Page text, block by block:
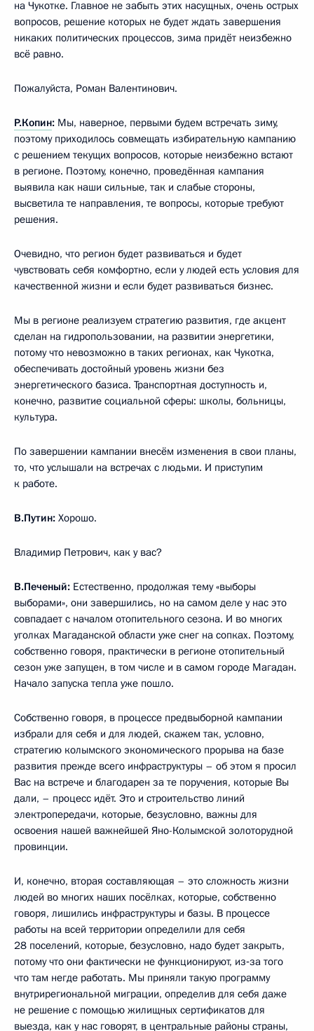
на Чукотке. Главное не забыть этих насущных, очень острых
вопросов, решение которых не будет ждать завершения
никаких политических процессов, зима придёт неизбежно
всё равно.
Пожалуйста, Роман Валентинович.
Р.Копин: Мы, наверное, первыми будем встречать зиму,
поэтому приходилось совмещать избирательную кампанию
с решением текущих вопросов, которые неизбежно встают
в регионе. Поэтому, конечно, проведённая кампания
выявила как наши сильные, так и слабые стороны,
высветила те направления, те вопросы, которые требуют
решения.
Очевидно, что регион будет развиваться и будет
чувствовать себя комфортно, если у людей есть условия для
качественной жизни и если будет развиваться бизнес.
Мы в регионе реализуем стратегию развития, где акцент
сделан на гидропользовании, на развитии энергетики,
потому что невозможно в таких регионах, как Чукотка,
обеспечивать достойный уровень жизни без
энергетического базиса. Транспортная доступность и,
конечно, развитие социальной сферы: школы, больницы,
культура.
По завершении кампании внесём изменения в свои планы,
то, что услышали на встречах с людьми. И приступим
к работе.
В.Путин: Хорошо.
Владимир Петрович, как у вас?
В.Печеный: Естественно, продолжая тему «выборы
выборами», они завершились, но на самом деле у нас это
совпадает с началом отопительного сезона. И во многих
уголках Магаданской области уже снег на сопках. Поэтому,
собственно говоря, практически в регионе отопительный
сезон уже запущен, в том числе и в самом городе Магадан.
Начало запуска тепла уже пошло.
Собственно говоря, в процессе предвыборной кампании
избрали для себя и для людей, скажем так, условно,
стратегию колымского экономического прорыва на базе
развития прежде всего инфраструктуры – об этом я просил
Вас на встрече и благодарен за те поручения, которые Вы
дали, – процесс идёт. Это и строительство линий
электропередачи, которые, безусловно, важны для
освоения нашей важнейшей Яно-Колымской золоторудной
провинции.
И, конечно, вторая составляющая – это сложность жизни
людей во многих наших посёлках, которые, собственно
говоря, лишились инфраструктуры и базы. В процессе
работы на всей территории определили для себя
28 поселений, которые, безусловно, надо будет закрыть,
потому что они фактически не функционируют, из‑за того
что там негде работать. Мы приняли такую программу
внутрирегиональной миграции, определив для себя даже
не решение с помощью жилищных сертификатов для
выезда, как у нас говорят, в центральные районы страны,